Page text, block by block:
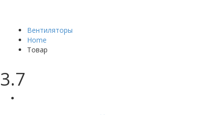
Вентиляторы
Home
Товар
3.7